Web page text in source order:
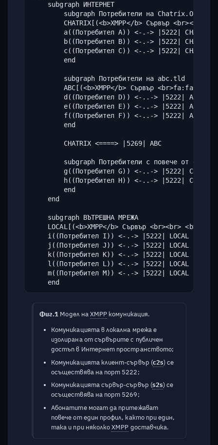
Ще знам ли дали отсреща
са получили съобщението?
Ще мога ли да коригирам
грешно изпратени
Ще виждам ли дали от
отсрещната страна ми
пишат в момента?
Мога ли да блокирам
дали пиша или не?
Ще знаят ли останалите
дали съм на линия?
Ако кача грешен файл или
картинка мога ли да ги
Мога ли да създавам стаи?
Мога ли да създавам
споделена група от типа
Shared Roster Group?
Защо не получавам
известия (нотификации)
на мобилното
устройство?
    subgraph ИНТЕРНЕТ
        subgraph Потребители на Chatrix.One
CHATRIX[(<b>XMPP</b> Сървър <br><br>
        a((Потребител A)) <-.-> |5222| CHATRIX
        b((Потребител B)) <-.-> |5222| CHATRIX
        c((Потребител C)) <-.-> |5222| CHATRIX
        end
        subgraph Потребители на abc.tld
ABC[(<b>XMPP</b> Сървър <br>fa:fa-
        d((Потребител D)) <-..-> |5222| ABC
        e((Потребител E)) <-..-> |5222| ABC
        f((Потребител F)) <-..-> |5222| ABC
        end
        CHATRIX <====> |5269| ABC
subgraph Потребители с повече от един
g((Потребител G)) <-..-> |5222|
h((Потребител H)) <-..-> |5222|
        end
    end
    subgraph ВЪТРЕШНА МРЕЖА
LOCAL[(<b>XMPP</b> Сървър <br><br>
    i((Потребител I)) <-.-> |5222| LOCAL
    j((Потребител J)) <-.-> |5222| LOCAL
    k((Потребител K)) <-.-> |5222| LOCAL
    l((Потребител L)) <-.-> |5222| LOCAL
    m((Потребител M)) <-.-> |5222| LOCAL
    end
Фиг.1 Модел наXMPP комуникация.
Комуникацията в локална мрежа е
изолирана от сървърите с публичен
достъп в Интернет пространството;
Комуникацията клиент-сървър (c2s) се
осъществява на порт 5222;
Комуникацията сървър-сървър (s2s) се
осъществява на порт 5269;
Абонатите могат да притежават
повече от един профил, както при един,
така и при няколкоXMPP доставчика.